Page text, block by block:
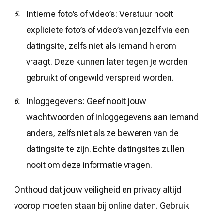
Intieme foto’s of video’s: Verstuur nooit
expliciete foto’s of video’s van jezelf via een
datingsite, zelfs niet als iemand hierom
vraagt. Deze kunnen later tegen je worden
gebruikt of ongewild verspreid worden.
Inloggegevens: Geef nooit jouw
wachtwoorden of inloggegevens aan iemand
anders, zelfs niet als ze beweren van de
datingsite te zijn. Echte datingsites zullen
nooit om deze informatie vragen.
Onthoud dat jouw veiligheid en privacy altijd
voorop moeten staan bij online daten. Gebruik